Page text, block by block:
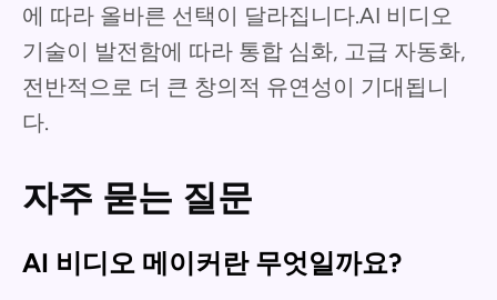
에 따라 올바른 선택이 달라집니다.AI 비디오
기술이 발전함에 따라 통합 심화, 고급 자동화,
전반적으로 더 큰 창의적 유연성이 기대됩니
다.
자주 묻는 질문
AI 비디오 메이커란 무엇일까요?